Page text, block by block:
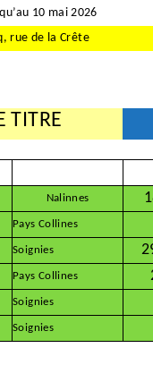
10 mai 2026
rue de la Crête
TITRE
Nalinnes
Pays Collines
Soignies
Pays Collines
Soignies
Soignies